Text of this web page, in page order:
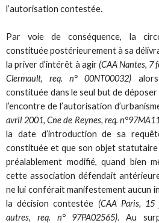
l’autorisation contestée.
Par voie de conséquence, la
constituée postérieurement à sa
la priver d’intérêt à agir (CAA Nantes, 7
Clermault, req. n° 00NT00032)
constituée dans le seul but de
l’encontre de l’autorisation
avril 2001, Cne de Reynes, req.
la date d’introduction de sa
constituée et que son objet
préalablement modifié, quand bien
cette association défendait
ne lui conférait manifestement aucun
la décision contestée (CAA Paris,
autres, req. n° 97PA02565). Au